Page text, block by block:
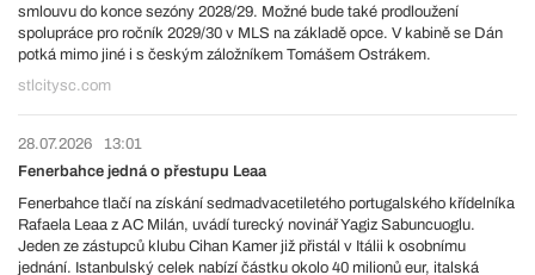
smlouvu do konce sezóny 2028/29. Možné bude také prodloužení
spolupráce pro ročník 2029/30 v MLS na základě opce. V kabině se Dán
potká mimo jiné i s českým záložníkem Tomášem Ostrákem.
stlcitysc.com
28.07.2026
13:01
Fenerbahce jedná o přestupu Leaa
Fenerbahce tlačí na získání sedmadvacetiletého portugalského křídelníka
Rafaela Leaa z AC Milán, uvádí turecký novinář Yagiz Sabuncuoglu.
Jeden ze zástupců klubu Cihan Kamer již přistál v Itálii k osobnímu
jednání. Istanbulský celek nabízí částku okolo 40 milionů eur, italská